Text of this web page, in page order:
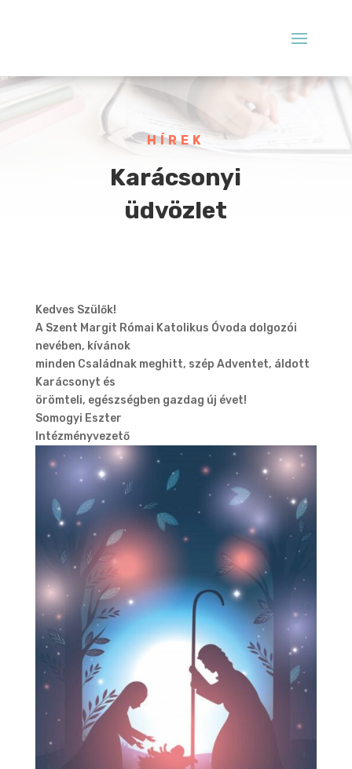
HÍREK
Karácsonyi
üdvözlet
Kedves Szülők!
A Szent Margit Római Katolikus Óvoda dolgozói
nevében, kívánok
minden Családnak meghitt, szép Adventet, áldott
Karácsonyt és
örömteli, egészségben gazdag új évet!
Somogyi Eszter
Intézményvezető